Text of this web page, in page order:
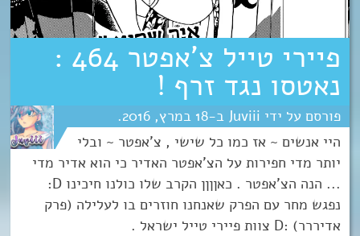
פיירי טייל צ’אפטר 464 :
נאטסו נגד זרף !
Juviii
18 מרץ 2016
היי אנשים ~ אז כמו כל שישי , צ'אפטר ~ ובלי
יותר מדי חפירות על הצ'אפטר האדיר כי הוא אדיר מדי
... הנה הצ'אפטר . כאןןןן הקרב שלו כולנו חיכינו D:
נפגש מחר עם הפרק שאנחנו חוזרים בו לעלילה (פרק
אדיררר) :D צוות פיירי טייל ישראל .